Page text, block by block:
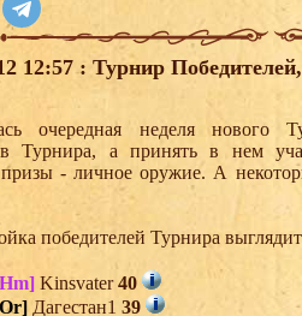
12:57 : Турнир
очередная неделя нового
Турнира, а принять в нем
- личное оружие. А
победителей Турнира
Kinsvater40
Дагестан1 39